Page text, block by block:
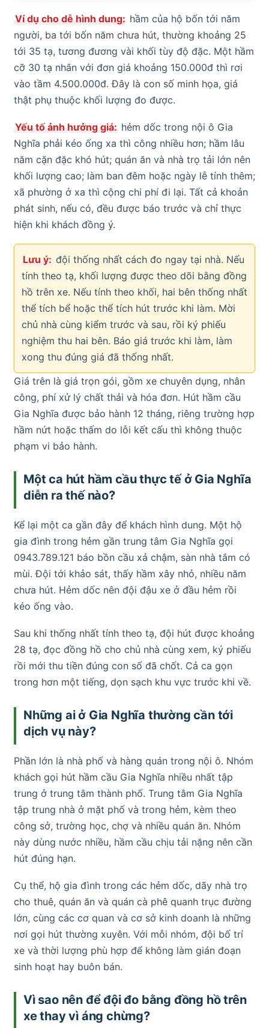
Ví dụ cho dễ hình dung: hầm của hộ bốn tới năm
người, ba tới bốn năm chưa hút, thường khoảng 25
tới 35 tạ, tương đương vài khối tùy độ đặc. Một hầm
cỡ 30 tạ nhân với đơn giá khoảng 150.000đ thì rơi
vào tầm 4.500.000đ. Đây là con số minh họa, giá
thật phụ thuộc khối lượng đo được.
Yếu tố ảnh hưởng giá: hẻm dốc trong nội ô Gia
Nghĩa phải kéo ống xa thì công nhiều hơn; hầm lâu
năm cặn đặc khó hút; quán ăn và nhà trọ tải lớn nên
khối lượng cao; làm ban đêm hoặc ngày lễ tính thêm;
xã phường ở xa thì cộng chi phí đi lại. Tất cả khoản
phát sinh, nếu có, đều được báo trước và chỉ thực
hiện khi khách đồng ý.
Lưu ý: đội thống nhất cách đo ngay tại nhà. Nếu
tính theo tạ, khối lượng được theo dõi bằng đồng
hồ trên xe. Nếu tính theo khối, hai bên thống nhất
thể tích bể hoặc thể tích hút trước khi làm. Mời
chủ nhà cùng kiểm trước và sau, rồi ký phiếu
nghiệm thu hai bên. Báo giá trước khi làm, làm
xong thu đúng giá đã thống nhất.
Giá trên là giá trọn gói, gồm xe chuyên dụng, nhân
công, phí xử lý chất thải và hóa đơn. Hút hầm cầu
Gia Nghĩa được bảo hành 12 tháng, riêng trường hợp
hầm nứt hoặc thấm do lỗi kết cấu thì không thuộc
phạm vi bảo hành.
Một ca hút hầm cầu thực tế ở Gia Nghĩa
diễn ra thế nào?
Kể lại một ca gần đây để khách hình dung. Một hộ
gia đình trong hẻm gần trung tâm Gia Nghĩa gọi
0943.789.121 báo bồn cầu xả chậm, sàn nhà tắm có
mùi. Đội tới khảo sát, thấy hầm xây nhỏ, nhiều năm
chưa hút. Hẻm dốc nên đội đậu xe ở đầu hẻm rồi
kéo ống vào.
Sau khi thống nhất tính theo tạ, đội hút được khoảng
28 tạ, đọc đồng hồ cho chủ nhà cùng xem, ký phiếu
rồi mới thu tiền đúng con số đã chốt. Cả ca gọn
trong hơn một tiếng, dọn sạch khu vực trước khi về.
Những ai ở Gia Nghĩa thường cần tới
dịch vụ này?
Phần lớn là nhà phố và hàng quán trong nội ô. Nhóm
khách gọi hút hầm cầu Gia Nghĩa nhiều nhất tập
trung ở trung tâm thành phố. Trung tâm Gia Nghĩa
tập trung nhà ở mặt phố và trong hẻm, kèm theo
công sở, trường học, chợ và nhiều quán ăn. Nhóm
này dùng nước nhiều, hầm cầu chịu tải nặng nên cần
hút đúng hạn.
Cụ thể, hộ gia đình trong các hẻm dốc, dãy nhà trọ
cho thuê, quán ăn và quán cà phê quanh trục đường
lớn, cùng các cơ quan và cơ sở kinh doanh là những
nơi gọi hút thường xuyên. Với mỗi nhóm, đội bố trí
xe và thời lượng phù hợp để không làm gián đoạn
sinh hoạt hay buôn bán.
Vì sao nên để đội đo bằng đồng hồ trên
xe thay vì áng chừng?